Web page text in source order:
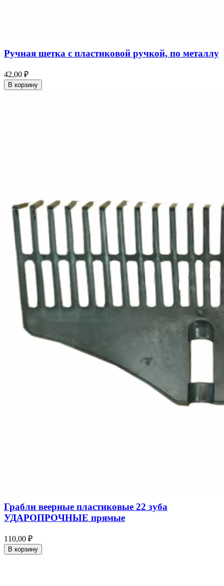
Ручная щетка с пластиковой ручкой, по металлу
42,00 ₽
В корзину
Грабли веерные пластиковые 22 зуба
УДАРОПРОЧНЫЕ прямые
110,00 ₽
В корзину